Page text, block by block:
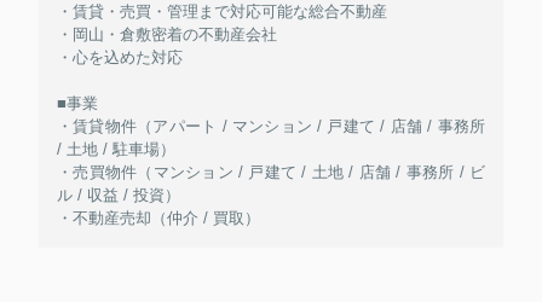
・賃貸・売買・管理まで対応可能な総合不動産
・岡山・倉敷密着の不動産会社
・心を込めた対応
■事業
・賃貸物件（アパート / マンション / 戸建て / 店舗 / 事務所
/ 土地 / 駐車場）
・売買物件（マンション / 戸建て / 土地 / 店舗 / 事務所 / ビ
ル / 収益 / 投資）
・不動産売却（仲介 / 買取）